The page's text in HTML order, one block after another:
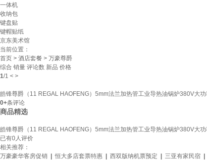
一体机
收纳包
键盘贴
键帽贴纸
京东美术馆
当前位置：
首页 > 酒店套餐 > 万豪尊爵
综合 销量 评论数 新品 价格
1/1 < >
皓锋尊爵（11 REGAL HAOFENG）5mm法兰加热管工业导热油锅炉380V大
0+条评论
商品精选
皓锋尊爵（11 REGAL HAOFENG）5mm法兰加热管工业导热油锅炉380V大
已有0人评价
相关推荐：
万豪豪华客房促销
恒大多店套票特惠 西双版纳机票预定 三亚有家民宿